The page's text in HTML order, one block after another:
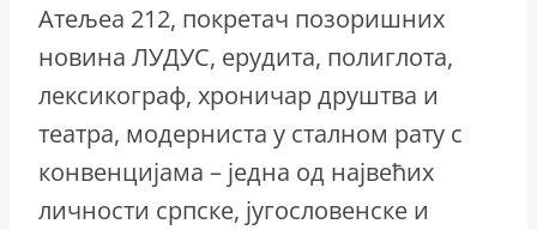
Атељеа 212, покретач позоришних
новина ЛУДУС, ерудита, полиглота,
лексикограф, хроничар друштва и
театра, модерниста у сталном рату с
конвенцијама – једна од највећих
личности српске, југословенске и